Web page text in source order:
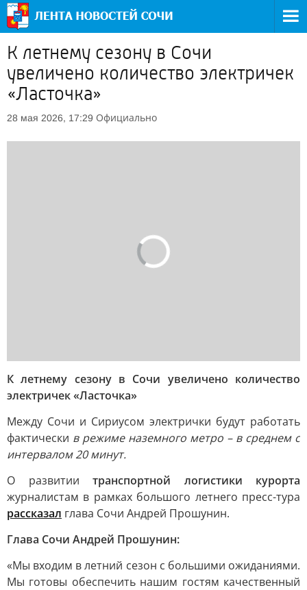
К летнему сезону в Сочи
увеличено количество электричек
«Ласточка»
28 мая 2026, 17:29 Официально
К летнему сезону в Сочи увеличено количество
электричек «Ласточка»
Между Сочи и Сириусом электрички будут работать
фактически в режиме наземного метро – в среднем с
интервалом 20 минут.
О развитии транспортной логистики курорта
журналистам в рамках большого летнего пресс-тура
рассказал глава Сочи Андрей Прошунин.
Глава Сочи Андрей Прошунин:
«Мы входим в летний сезон с большими ожиданиями.
Мы готовы обеспечить нашим гостям качественный